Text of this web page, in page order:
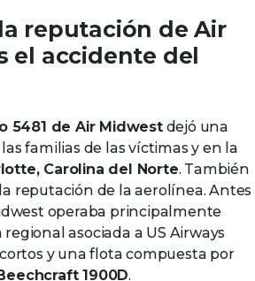
reputación de Air
el accidente del
5481 de Air Midwestdejó una
familias de las víctimas y en la
Carolina del Norte. También
reputación de la aerolínea. Antes
operaba principalmente
asociada a US Airways
y una flota compuesta por
1900D.